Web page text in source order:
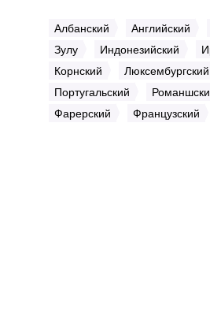
Албанский Английский
Зулу
Индонезийский
Корнский
Люксембургский
Португальский
Фарерский
Французский